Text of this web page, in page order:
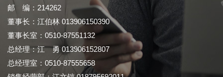
邮 编：214262
董事长：江伯林 013906150390
董事长室：0510-87551132
总经理：江 勇 013906152807
总经理室：0510-87555658